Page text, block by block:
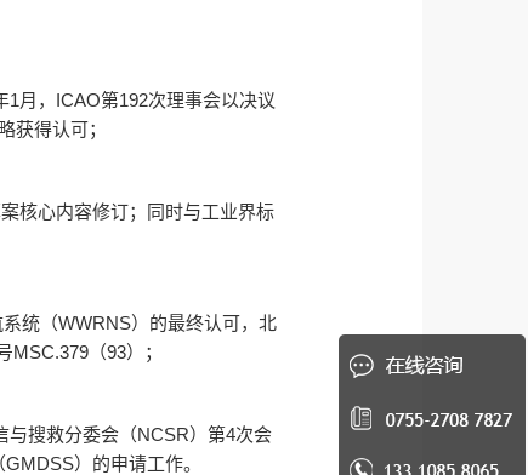
月，ICAO第192次理事会以决议
获得认可；
核心内容修订；同时与工业界标
统（WWRNS）的最终认可，北
（93）；
与搜救分委会（NCSR）第4次会
）的申请工作。